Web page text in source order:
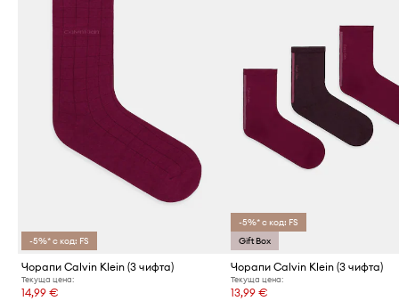
-5%* с код: FS
Чорапи Calvin Klein (3 чифта)
Текуща цена:
14,99 €
-5%* с код: FS
Gift Box
Чорапи Calvin Klein (3 чифта)
Текуща цена:
13,99 €